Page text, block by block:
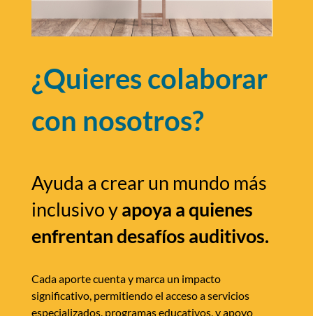
¿Quieres colaborar
con nosotros?
Ayuda a crear un mundo más
inclusivo yapoya a quienes
enfrentan desafíos auditivos.
Cada aporte cuenta y marca un impacto
significativo, permitiendo el acceso a servicios
especializados, programas educativos, y apoyo